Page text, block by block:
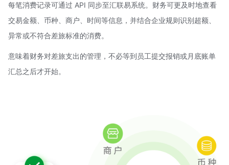
每笔消费记录可通过 API 同步至汇联易系统。财务可更及时地查看
交易金额、币种、商户、时间等信息，并结合企业规则识别超额、
异常或不符合差旅标准的消费。
意味着财务对差旅支出的管理，不必等到员工提交报销或月底账单
汇总之后才开始。